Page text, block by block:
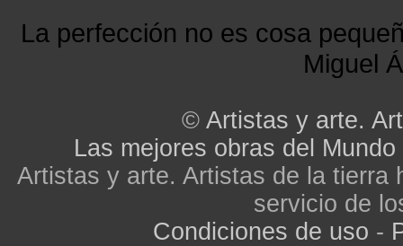
La perfección no es cosa
Miguel
© Artistas y arte.
Las mejores obras del Mundo
Artistas y arte. Artistas de la tierra
servicio de
Condiciones de uso -